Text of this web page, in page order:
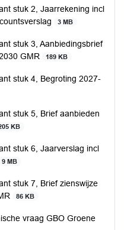
stuk 2, Jaarrekening incl
3 MB
stuk 3, Aanbiedingsbrief
GMR
189 KB
stuk 4, Begroting 2027-
stuk 5, Brief aanbieden
KB
stuk 6, Jaarverslag incl
9 MB
stuk 7, Brief zienswijze
86 KB
vraag GBO Groene